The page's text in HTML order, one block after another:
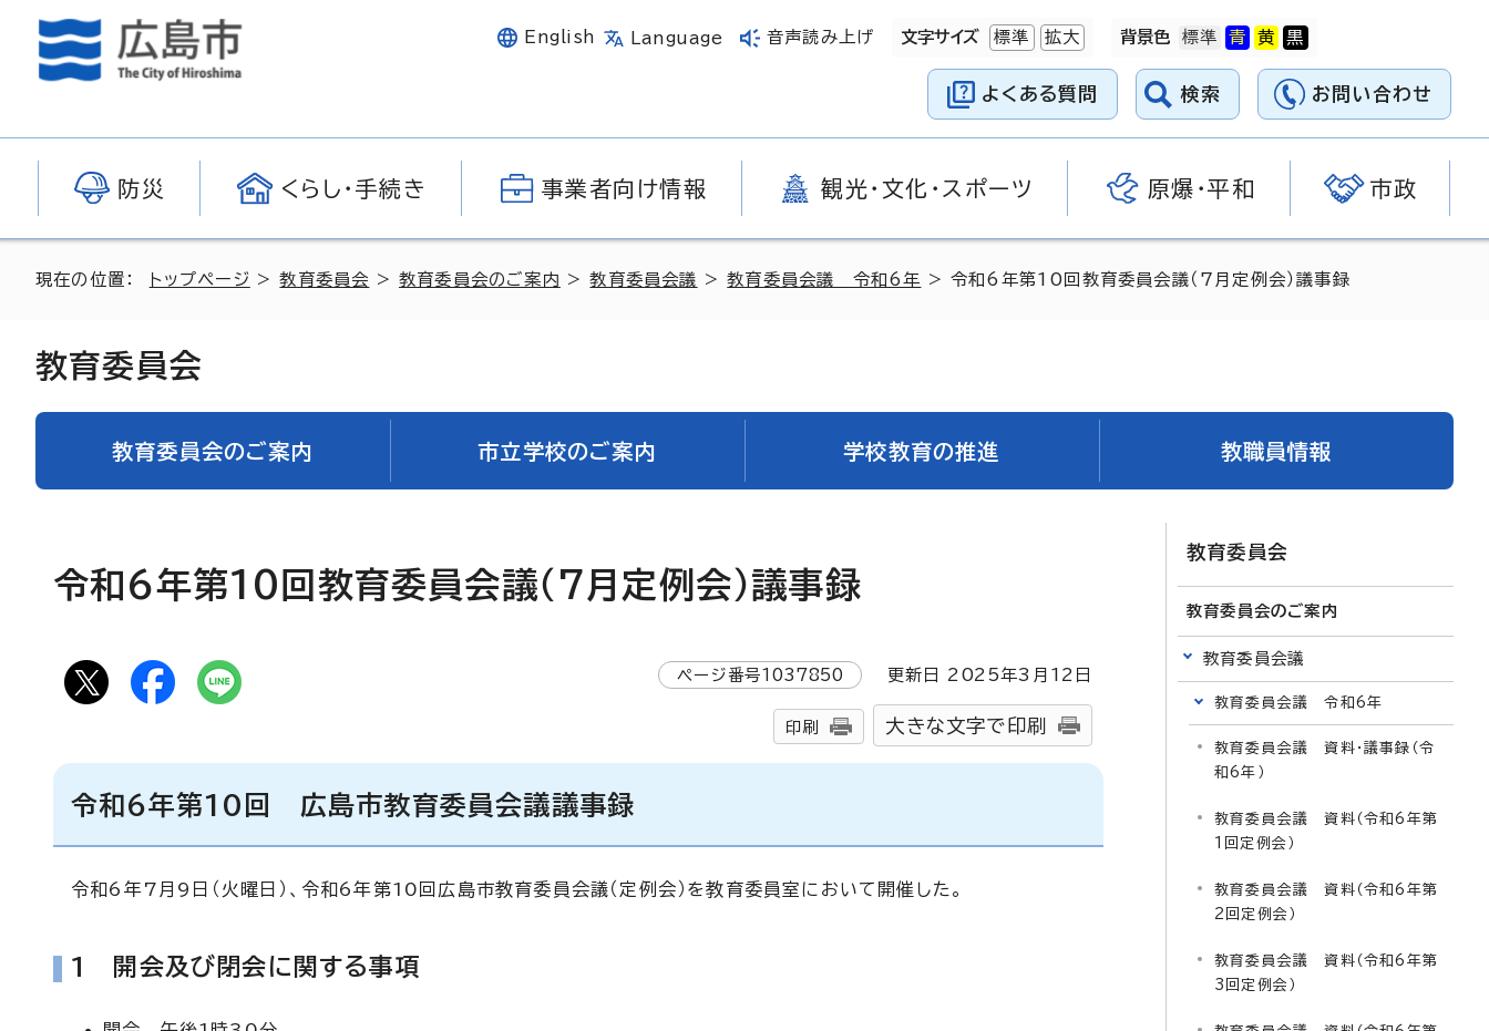
English Language 音声読み上げ 文字サイズ 標準 拡大 背景色
よくある質問 検索 お問い合わせ
防災 くらし・手続き 事業者向け情報 観光・文化・スポーツ 原爆・平和 市政
現在の位置： トップページ >教育委員会 >教育委員会のご案内 >教育委員会議 >教育委員会議 令和6年 > 令和6年第10回教育委員会議（7月定例会）議事録
教育委員会
教育委員会のご案内 市立学校のご案内 学校教育の推進 教職員情報
令和6年第10回教育委員会議（7月定例会）議事録
ページ番号1037850 更新日 2025年3月 12 日
印刷 大きな文字で印刷
令和6年第10回 広島市教育委員会議議事録
令和6年7月9日（火曜日）、令和6年第10回広島市教育委員会議（定例会）を教育委員室において開催した。
1 開会及び閉会に関する事項
教育委員会
教育委員会のご案内
教育委員会議
教育委員会議 令和6年
教育委員会議 資料・議事録（令
和6年）
教育委員会議 資料（令和6年第
1回定例会）
教育委員会議 資料（令和6年第
2回定例会）
教育委員会議 資料（令和6年第
3回定例会）